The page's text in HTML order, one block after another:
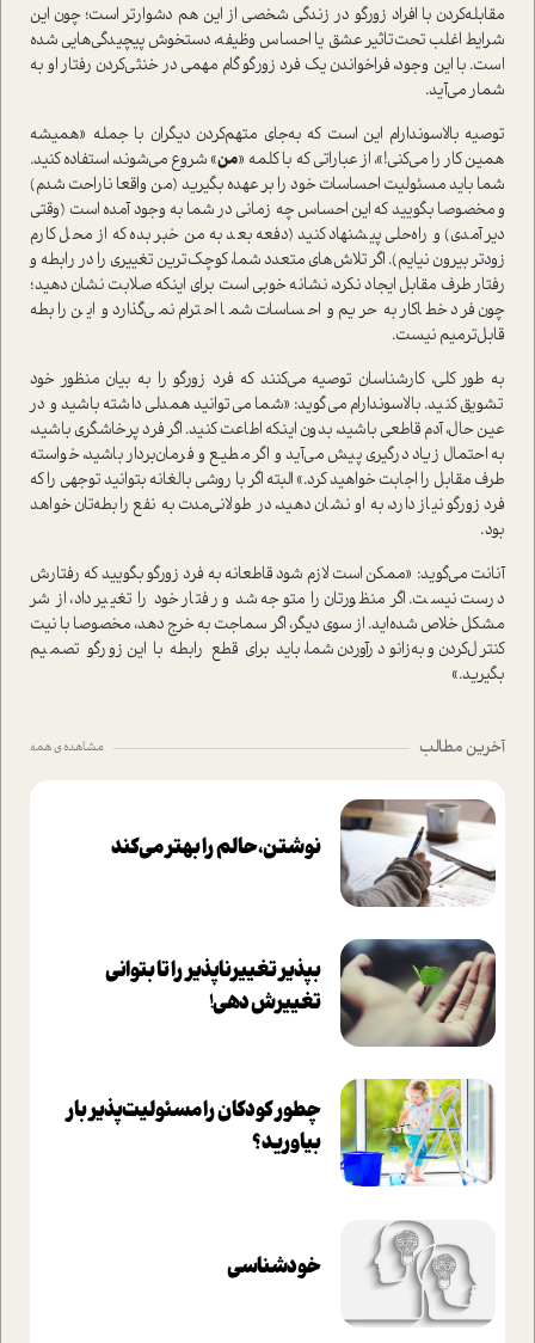
مقابله‌کردن با افراد زورگو در زندگی شخصی از این هم دشوارتر است؛ چون این
شرایط اغلب تحت‌تاثیر عشق یا احساس وظیفه، دستخوش پیچیدگی‌هایی شده
است. با این وجود، فراخواندن یک فرد زورگو گام مهمی در خنثی‌کردن رفتار او به
شمار می‌آید.
توصیه بالاسوندارام این است که به‌جای متهم‌کردن دیگران با جمله «همیشه
همین کار را می‌کنی!»، از عباراتی که با کلمه «من» شروع می‌شوند، استفاده کنید.
شما باید مسئولیت احساسات خود را بر عهده بگیرید (من واقعا ناراحت شدم)
و مخصوصا بگویید که این احساس چه زمانی در شما به وجود آمده است (وقتی
دیر آمدی) و راه‌حلی پیشنهاد کنید (دفعه بعد به من خبر بده که از محل کارم
زودتر بیرون نیایم). اگر تلاش‌های متعدد شما، کوچک‌ترین تغییری را در رابطه و
رفتار طرف مقابل ایجاد نکرد، نشانه خوبی است برای اینکه صلابت نشان دهید؛
چون فرد خطاکار به حریم و احساسات شما احترام نمی‌گذارد و این رابطه
قابل‌ترمیم نیست.
به طور کلی، کارشناسان توصیه می‌کنند که فرد زورگو را به بیان منظور خود
تشویق کنید. بالاسوندارام می‌گوید: «شما می‌توانید همدلی داشته باشید و در
عین حال، آدم قاطعی باشید، بدون اینکه اطاعت کنید. اگر فرد پرخاشگری باشید،
به احتمال زیاد درگیری پیش می‌آید و اگر مطیع و فرمان‌بردار باشید، خواسته
طرف مقابل را اجابت خواهید کرد.» البته اگر با روشی بالغانه بتوانید توجهی را که
فرد زورگو نیاز دارد، به او نشان دهید، در طولانی‌مدت به نفع رابطه‌تان خواهد
بود.
آنانت می‌گوید: «ممکن است لازم شود قاطعانه به فرد زورگو بگویید که رفتارش
درست نیست. اگر منظورتان را متوجه شد و رفتار خود را تغییر داد، از شر
مشکل خلاص شده‌اید. از سوی دیگر، اگر سماجت به خرج دهد، مخصوصا با نیت
کنترل‌کردن و به‌زانو‌درآوردن شما، باید برای قطع رابطه با این زورگو تصمیم
بگیرید.»
آخرین مطالب مشاهده ی همه
نوشتن، حالم را بهتر می‌کند
بپذير تغييرناپذير را تا بتواني
تغييرش دهي!‏
چطور کودکان را مسئولیت‌پذیر بار
بیاورید؟
خودشناسی